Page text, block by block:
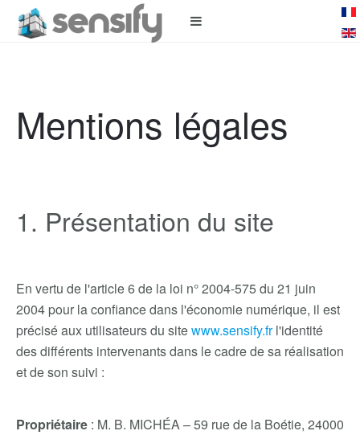
Mentions légales
1. Présentation du site
En vertu de l'article 6 de la loi n° 2004-575 du 21 juin
2004 pour la confiance dans l'économie numérique, il est
précisé aux utilisateurs du sitewww.sensify.frl'identité
des différents intervenants dans le cadre de sa réalisation
et de son suivi :
Propriétaire : M. B. MICHÉA – 59 rue de la Boétie, 24000